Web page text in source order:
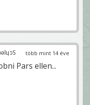
több mint 14 éve
Pars ellen...